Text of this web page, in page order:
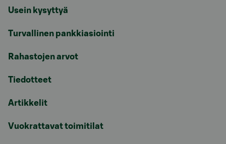
Usein kysyttyä
Turvallinen pankkiasiointi
Rahastojen arvot
Tiedotteet
Artikkelit
Vuokrattavat toimitilat